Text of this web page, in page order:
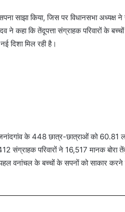
साझा किया, जिस पर विधानसभा अध्यक्ष ने
कहा कि तेंदूपत्ता संग्राहक परिवारों के
दिशा मिल रही है।
के 448 छात्र-छात्राओं को 60.81
संग्राहक परिवारों ने 16,517 मानक बोरा
वनांचल के बच्चों के सपनों को साकार करने